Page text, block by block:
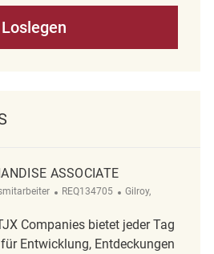
Loslegen
ASSOCIATE
ReqId
REQ134705 Ort
Gilroy,
Companies bietet jeder Tag
Entwicklung, Entdeckungen